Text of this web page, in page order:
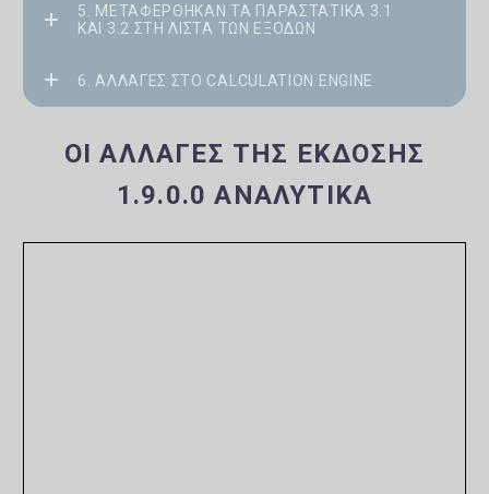
5. ΜΕΤΑΦΈΡΘΗΚΑΝ ΤΑ ΠΑΡΑΣΤΑΤΙΚΆ 3.1
ΚΑΙ 3.2 ΣΤΗ ΛΊΣΤΑ ΤΩΝ ΕΞΌΔΩΝ
6. ΑΛΛΑΓΈΣ ΣΤΟ CALCULATION ENGINE
ΟΙ ΑΛΛΑΓΈΣ ΤΗΣ ΈΚΔΟΣΗΣ
1.9.0.0 ΑΝΑΛΥΤΙΚΆ